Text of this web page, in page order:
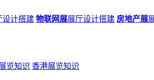
设计搭建 物联网展展厅设计搭建 房地产展
览知识 香港展览知识